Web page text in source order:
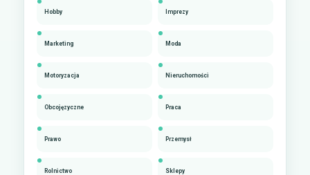
Hobby Imprezy
Marketing Moda
Motoryzacja Nieruchomości
Obcojęzyczne Praca
Prawo Przemysł
Rolnictwo Sklepy